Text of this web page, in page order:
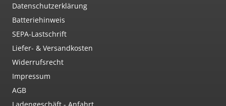
Datenschutzerklärung
Batteriehinweis
SEPA-Lastschrift
Liefer- & Versandkosten
Widerrufsrecht
Impressum
AGB